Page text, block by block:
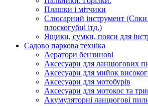
Плашки і мітчики
Слюсарний інструмент
плоскогубці ітд.)
Ящики, сумки, пояси для
Садово паркова техніка
Аератори бензинові
Аксесуари для ланцюгових
Аксесуари для мийок
Аксесуари для мотобурів
Аксесуари для мотокос та
Акумуляторні ланцюгові